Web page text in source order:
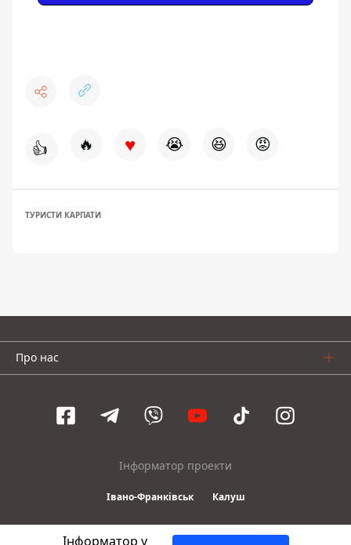
👍 🔥 ♥ 😭 😆 😡
ТУРИСТИ КАРПАТИ
Про нас
Інформатор проекти
Івано-Франківськ Калуш
© 2016-2026 Informator
Інформатор у